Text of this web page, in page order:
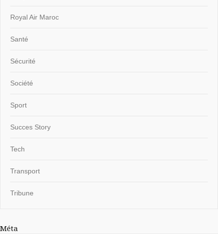
Royal Air Maroc
Santé
Sécurité
Société
Sport
Succes Story
Tech
Transport
Tribune
Méta